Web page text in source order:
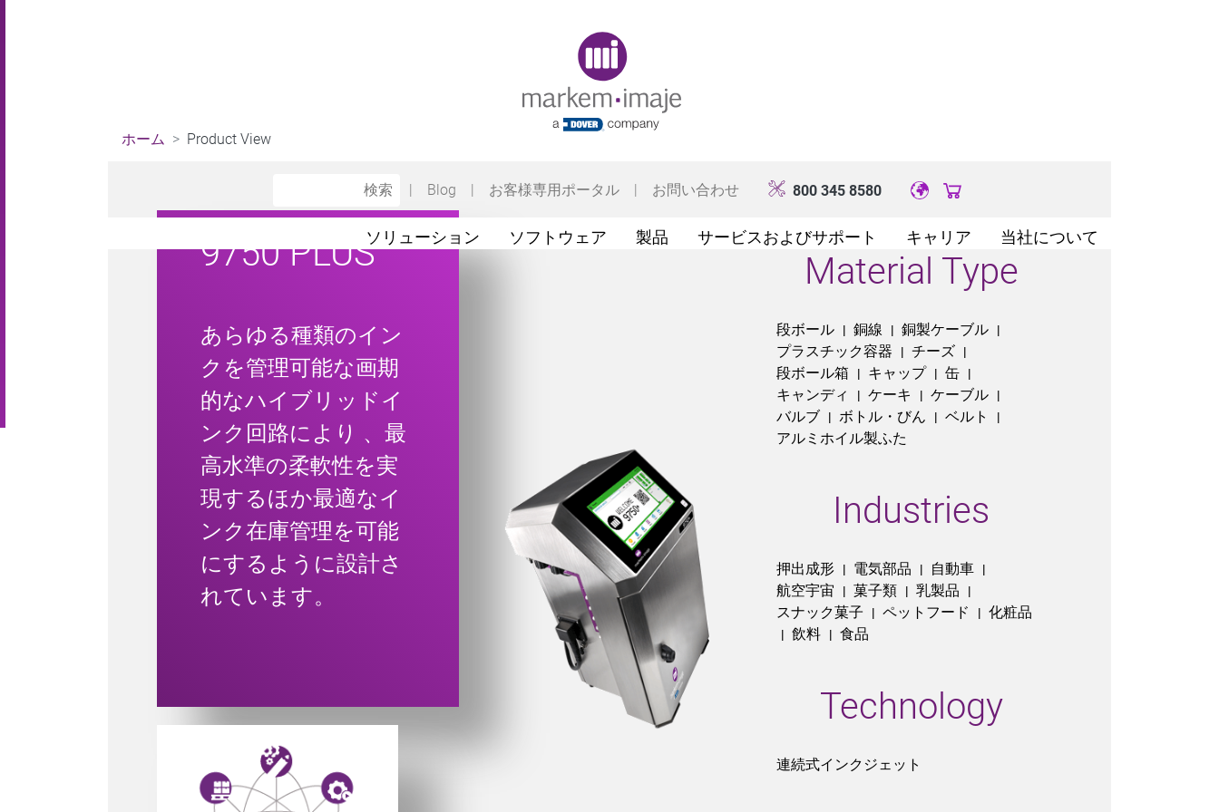
| Blog | お客様専用ポータル | お問い合わせ 800 345 8580 Original image URL link
ソリューション ソフトウェア 製品 サービスおよびサポート キャリア 当社について
ホーム Product View
9750 PLUS
あらゆる種類のイン
クを管理可能な画期
的なハイブリッドイ
ンク回路により 、最
高水準の柔軟性を実
現するほか最適なイ
ンク在庫管理を可能
にするように設計さ
れています。
Material Type
段ボール | 銅線 | 銅製ケーブル |
プラスチック容器 | チーズ |
段ボール箱 | キャップ | 缶 |
キャンディ | ケーキ | ケーブル |
バルブ | ボトル・びん | ベルト |
アルミホイル製ふた
Industries
押出成形 | 電気部品 | 自動車 |
航空宇宙 | 菓子類 | 乳製品 |
スナック菓子 | ペットフード | 化粧品
| 飲料 | 食品
Technology
連続式インクジェット